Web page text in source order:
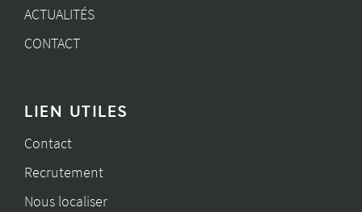
ACTUALITÉS
CONTACT
LIEN UTILES
Contact
Recrutement
Nous localiser